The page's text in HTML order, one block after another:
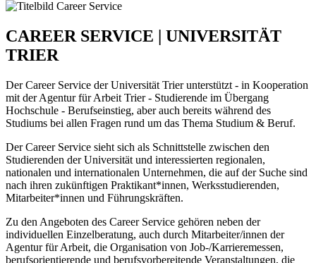
CAREER SERVICE | UNIVERSITÄT
TRIER
Der Career Service der Universität Trier unterstützt - in Kooperation
mit der Agentur für Arbeit Trier - Studierende im Übergang
Hochschule - Berufseinstieg, aber auch bereits während des
Studiums bei allen Fragen rund um das Thema Studium & Beruf.
Der Career Service sieht sich als Schnittstelle zwischen den
Studierenden der Universität und interessierten regionalen,
nationalen und internationalen Unternehmen, die auf der Suche sind
nach ihren zukünftigen Praktikant*innen, Werksstudierenden,
Mitarbeiter*innen und Führungskräften.
Zu den Angeboten des Career Service gehören neben der
individuellen Einzelberatung, auch durch Mitarbeiter/innen der
Agentur für Arbeit, die Organisation von Job-/Karrieremessen,
berufsorientierende und berufsvorbereitende Veranstaltungen, die